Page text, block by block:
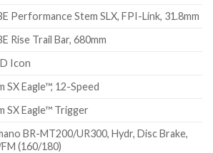
Performance Stem SLX, FPI-Link, 31.8mm
Rise Trail Bar, 680mm
Icon
SX Eagle™, 12-Speed
SX Eagle™ Trigger
BR-MT200/UR300, Hydr, Disc Brake,
(160/180)